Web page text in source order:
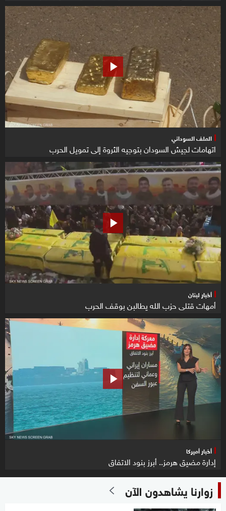
الملف السوداني
اتهامات لجيش السودان بتوجيه الثروة إلى تمويل الحرب
أخبار لبنان
أمهات قتلى حزب الله يطالبن بوقف الحرب
أخبار أميركا
إدارة مضيق هرمز.. أبرز بنود الاتفاق
زوارنا يشاهدون الآن